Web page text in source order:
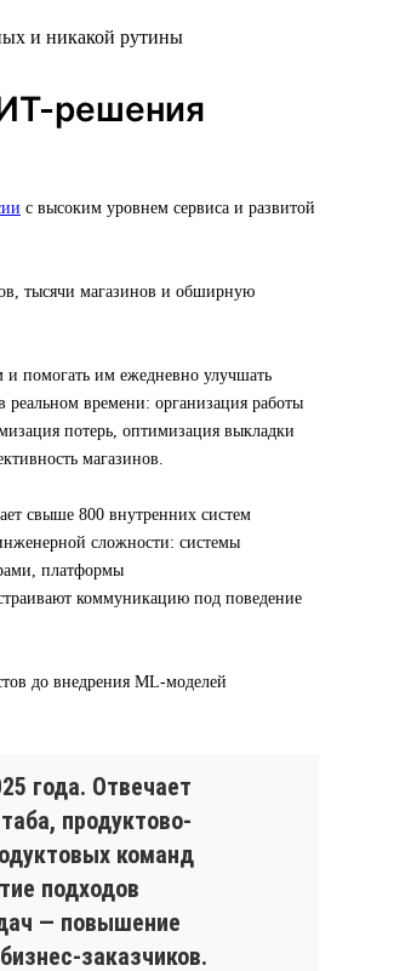
решения
с высоким уровнем сервиса и развитой
тысячи магазинов и обширную
помогать им ежедневно улучшать
времени: организация работы
потерь, оптимизация выкладки
магазинов.
свыше 800 внутренних систем
сложности: системы
платформы
коммуникацию под поведение
до внедрения ML-моделей
года. Отвечает
продуктово-
команд
подходов
— повышение
заказчиков.